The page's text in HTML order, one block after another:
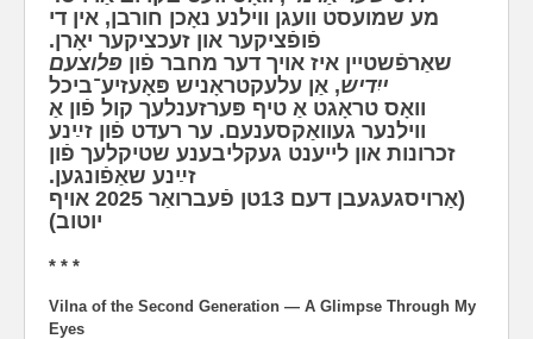
מע שמועסט וועגן ווילנע נאָכן חורבן, אין די
פֿופֿציקער און זעכציקער יאָרן.
שאַרפֿשטיין איז אויך דער מחבר פֿון פּלוצעם
ייִדיש, אַן עלעקטראָניש פּאָעזיע־ביכל
וואָס טראָגט אַ טיף פּערזענלעך קול פֿון אַ
ווילנער געוואַקסענעם. ער רעדט פֿון זײַנע
זכרונות און לייענט געקליבענע שטיקלעך פֿון
זײַנע שאַפֿונגען.
(אַרויסגעגעבן דעם 13טן פֿעברואַר 2025 אויף
יוטוב)
* * *
Vilna of the Second Generation — A Glimpse Through My
Eyes